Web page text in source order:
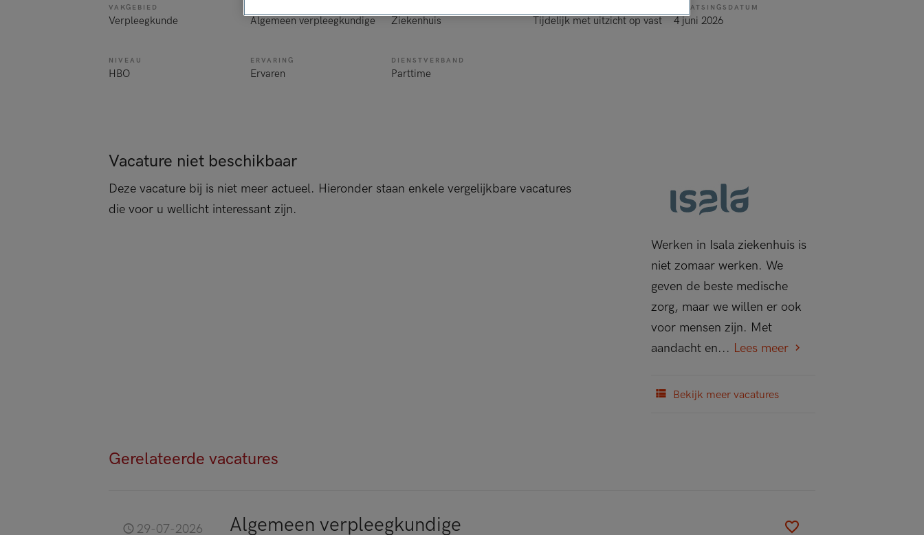
VAKGEBIED
Verpleegkunde Algemeen verpleegkundige Ziekenhuis Tijdelijk met uitzicht op vast
PLAATSINGSDATUM
4 juni 2026
NIVEAU
HBO
ERVARING
Ervaren
DIENSTVERBAND
Parttime
Vacature niet beschikbaar
Deze vacature bij is niet meer actueel. Hieronder staan enkele vergelijkbare vacatures
die voor u wellicht interessant zijn.
Werken in Isala ziekenhuis is
niet zomaar werken. We
geven de beste medische
zorg, maar we willen er ook
voor mensen zijn. Met
aandacht en... Lees meer
Bekijk meer vacatures
Gerelateerde vacatures
29-07-2026
Algemeen verpleegkundige